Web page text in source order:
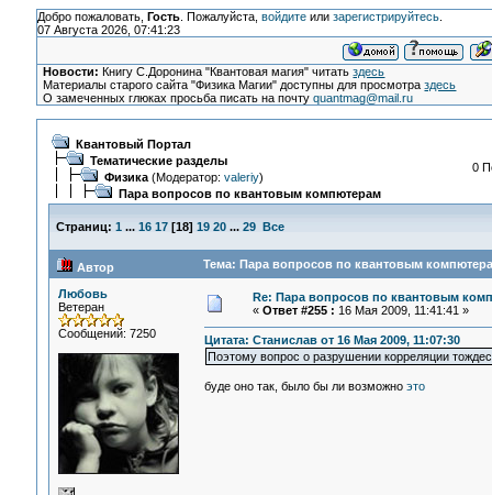
Добро пожаловать, Гость. Пожалуйста, войдитеили зарегистрируйтесь.
07 Августа 2026, 07:41:23
Новости: Книгу С.Доронина "Квантовая магия" читатьздесь
Материалы старого сайта "Физика Магии" доступны для просмотраздесь
О замеченных глюках просьба писать на почтуquantmag@mail.ru
Квантовый Портал
Тематические разделы
Физика(Модератор: valeriy)
Пара вопросов по квантовым компютерам
0
Страниц: 1 ... 16 17[18] 19 20 ... 29 Все
Автор Тема: Пара вопросов по квантовым
Любовь
Ветеран
Сообщений: 7250
Re: Пара вопросов по квантовым
« Ответ #255 : 16 Мая 2009, 11:41:41 »
Цитата: Станислав от 16 Мая 2009, 11:07:30
Поэтому вопрос о разрушении корреляции
буде оно так, было бы ли возможно это